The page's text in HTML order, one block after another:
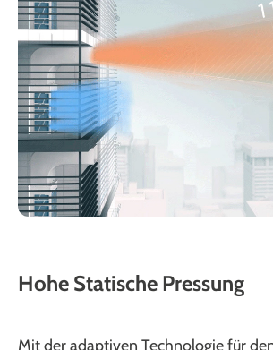
Hohe Statische Pressung
Mit der adaptiven Technologie für